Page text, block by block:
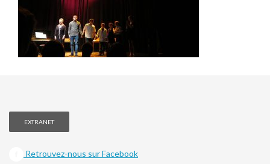
EXTRANET
Retrouvez-nous sur Facebook